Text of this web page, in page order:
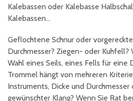
Kalebassen oder Kalebasse
Kalebassen...
Geflochtene Schnur oder
Durchmesser? Ziegen- oder Kuhfell?
Wahl eines Seils, eines Fells für eine
Trommel hängt von mehreren
Instruments, Dicke und Durchmesser
gewünschter Klang? Wenn Sie Rat